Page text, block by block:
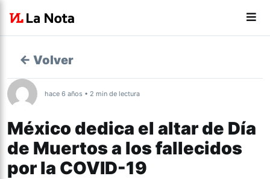
← Volver
hace 6 años • 2 min de lectura
México dedica el altar de Día
de Muertos a los fallecidos
por la COVID-19